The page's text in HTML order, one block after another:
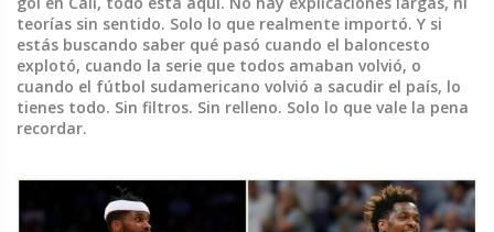
teorías sin sentido. Solo lo que realmente importó. Y si
estás buscando saber qué pasó cuando el baloncesto
explotó, cuando la serie que todos amaban volvió, o
cuando el fútbol sudamericano volvió a sacudir el país, lo
tienes todo. Sin filtros. Sin relleno. Solo lo que vale la pena
recordar.